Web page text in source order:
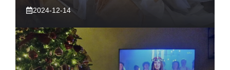
2024-12-14